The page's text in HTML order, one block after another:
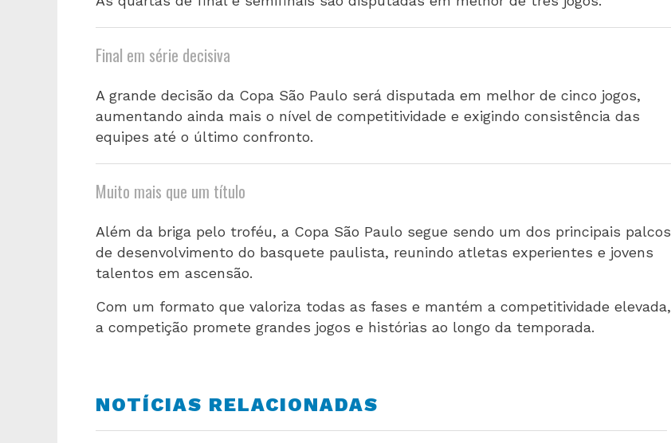
Final em série decisiva
A grande decisão da Copa São Paulo será disputada em melhor de cinco jogos,
aumentando ainda mais o nível de competitividade e exigindo consistência das
equipes até o último confronto.
Muito mais que um título
Além da briga pelo troféu, a Copa São Paulo segue sendo um dos principais palcos
de desenvolvimento do basquete paulista, reunindo atletas experientes e jovens
talentos em ascensão.
Com um formato que valoriza todas as fases e mantém a competitividade elevada,
a competição promete grandes jogos e histórias ao longo da temporada.
NOTÍCIAS RELACIONADAS